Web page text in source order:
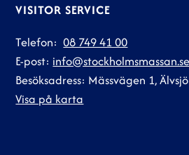
VISITOR SERVICE
Telefon:08 749 41 00
E-post: info@stockholmsmassan.se
Besöksadress: Mässvägen 1, Älvsjö
Visa på karta